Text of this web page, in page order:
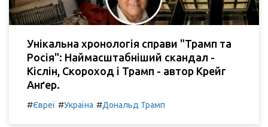
Унікальна хронологія справи "Трамп та
Росія": Наймасштабніший скандал -
Кіслін, Скороход і Трамп - автор Крейг
Анґер.
#Євреї #Україна #Дональд Трамп